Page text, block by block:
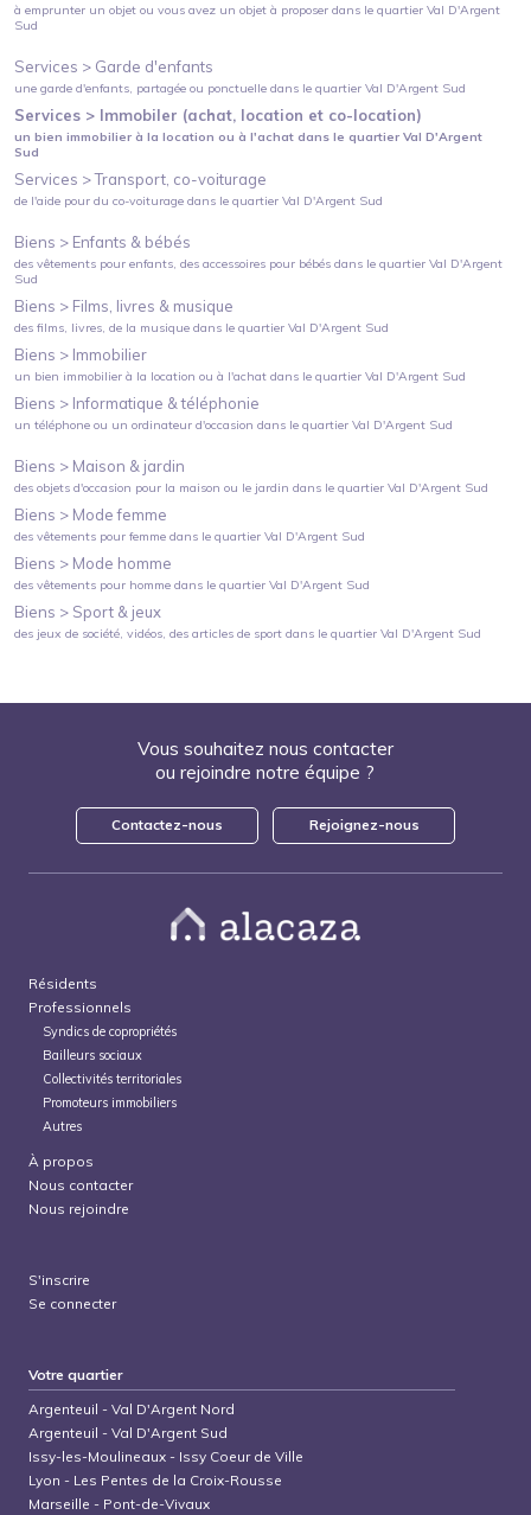
à emprunter un objet ou vous avez un objet à proposer dans le quartierVal D'Argent
Sud
Services > Garde d'enfants
une garde d'enfants, partagée ou ponctuelle dans le quartierVal D'Argent Sud
Services > Immobiler (achat, location et co-location)
un bien immobilier à la location ou à l'achat dans le quartierVal D'Argent
Sud
Services >Transport, co-voiturage
de l'aide pour du co-voiturage dans le quartierVal D'Argent Sud
Biens > Enfants & bébés
des vêtements pour enfants, des accessoires pour bébés dans le quartierVal D'Argent
Sud
Biens > Films, livres & musique
des films, livres, de la musique dans le quartierVal D'Argent Sud
Biens > Immobilier
un bien immobilier à la location ou à l'achat dans le quartierVal D'Argent Sud
Biens > Informatique & téléphonie
un téléphone ou un ordinateur d'occasion dans le quartierVal D'Argent Sud
Biens > Maison & jardin
des objets d'occasion pour la maison ou le jardin dans le quartierVal D'Argent Sud
Biens > Mode femme
des vêtements pour femme dans le quartierVal D'Argent Sud
Biens > Mode homme
des vêtements pour homme dans le quartierVal D'Argent Sud
Biens > Sport & jeux
des jeux de société, vidéos, des articles de sport dans le quartierVal D'Argent Sud
Vous souhaitez nous contacter
ou rejoindre notre équipe ?
Contactez-nous Rejoignez-nous
Résidents
Professionnels
Syndics de copropriétés
Bailleurs sociaux
Collectivités territoriales
Promoteurs immobiliers
Autres
À propos
Nous contacter
Nous rejoindre
S'inscrire
Se connecter
Votre quartier
Argenteuil -Val D'Argent Nord
Argenteuil -Val D'Argent Sud
Issy-les-Moulineaux - Issy Coeur de Ville
Lyon - Les Pentes de la Croix-Rousse
Marseille - Pont-de-Vivaux